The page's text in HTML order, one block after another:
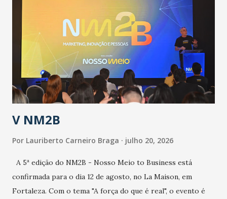
epidemia comum, como temos em todos os anos, com
aumento de casos de dengue, influenza ou H1N1. Trata-se
de uma epidemia com um vírus diferente, com um poder de
contaminação maior que outros coronavírus”, apontou o
secretário. Segundo ele, é uma epidemia com chance de
contaminação alta, podendo gerar um grande risco à
população e ao sistema de saúde. “Precisamos saber fazer a
estratificação do risco da doença, para não so...
V NM2B
Por Lauriberto Carneiro Braga julho 20, 2026
A 5ª edição do NM2B - Nosso Meio to Business está
confirmada para o dia 12 de agosto, no La Maison, em
Fortaleza. Com o tema "A força do que é real", o evento é